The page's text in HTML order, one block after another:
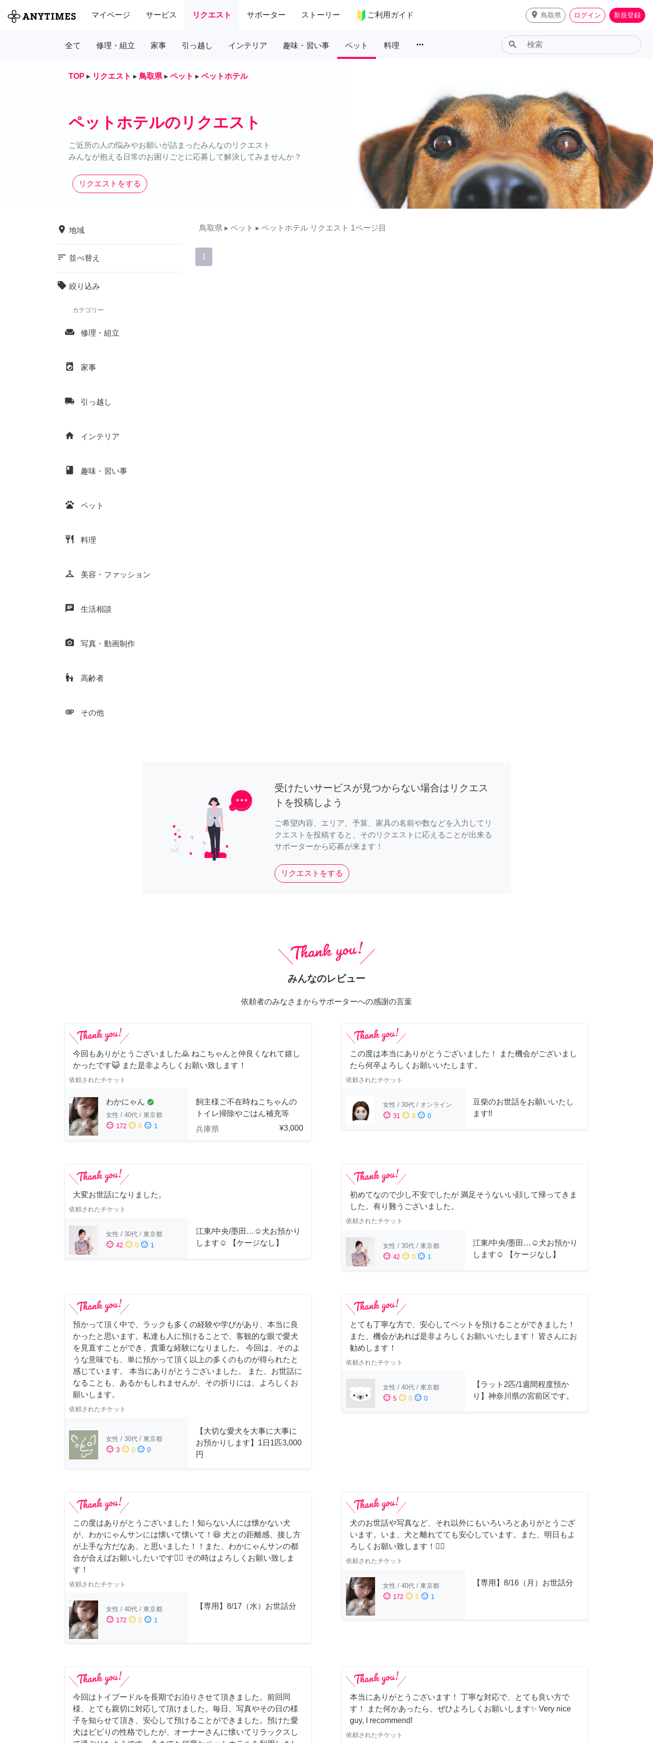
マイページ サービス リクエスト サポーター ストーリー ご利用ガイド place 鳥取県 ログイン 新規登録
全て 修理・組立 家事 引っ越し インテリア 趣味・習い事 ペット 料理 more_horiz search
TOP ▸ リクエスト ▸ 鳥取県 ▸ ペット ▸ ペットホテル
ペットホテルのリクエスト
ご近所の人の悩みやお願いが詰まったみんなのリクエスト
みんなが抱える日常のお困りごとに応募して解決してみませんか？
リクエストをする
place 地域
sort 並べ替え
local_offer 絞り込み
カテゴリー
weekend 修理・組立
local_laundry_service 家事
local_shipping 引っ越し
home インテリア
class 趣味・習い事
pets ペット
restaurant 料理
checkroom 美容・ファッション
chat 生活相談
camera_alt 写真・動画制作
escalator_warning 高齢者
attachment その他
鳥取県 ▸ ペット ▸ ペットホテル リクエスト 1ページ目
1
受けたいサービスが見つからない場合はリクエス
トを投稿しよう
ご希望内容、エリア、予算、家具の名前や数などを入力してリ
クエストを投稿すると、そのリクエストに応えることが出来る
サポーターから応募が来ます！
リクエストをする
みんなのレビュー
依頼者のみなさまからサポーターへの感謝の言葉
今回もありがとうございました🙇 ねこちゃんと仲良くなれて嬉し
かったです😺 また是非よろしくお願い致します！
依頼されたチケット
わかにゃん check_circle
女性 / 40代 / 東京都
sentiment_satisfied 172 sentiment_neutral 5 sentiment_dissatisfied 1
飼主様ご不在時ねこちゃんの
トイレ掃除やごはん補充等
兵庫県
¥3,000
この度は本当にありがとうございました！ また機会がございまし
たら何卒よろしくお願いいたします。
依頼されたチケット
女性 / 30代 / オンライン
sentiment_satisfied 31 sentiment_neutral 0 sentiment_dissatisfied 0
豆柴のお世話をお願いいたし
ます!!
大変お世話になりました。
依頼されたチケット
女性 / 30代 / 東京都
sentiment_satisfied 42 sentiment_neutral 0 sentiment_dissatisfied 1
江東/中央/墨田…☺︎犬お預かり
します☺︎ 【ケージなし】
初めてなので少し不安でしたが 満足そうないい顔して帰ってきま
した。有り難うございました。
依頼されたチケット
女性 / 30代 / 東京都
sentiment_satisfied 42 sentiment_neutral 0 sentiment_dissatisfied 1
江東/中央/墨田…☺︎犬お預かり
します☺︎ 【ケージなし】
預かって頂く中で、ラックも多くの経験や学びがあり、本当に良
かったと思います。私達も人に預けることで、客観的な眼で愛犬
を見直すことができ、貴重な経験になりました。 今回は、そのよ
うな意味でも、単に預かって頂く以上の多くのものが得られたと
感じています。 本当にありがとうございました。 また、お世話に
なることも、あるかもしれませんが、その折りには、よろしくお
願いします。
依頼されたチケット
女性 / 30代 / 東京都
sentiment_satisfied 3 sentiment_neutral 0 sentiment_dissatisfied 0
【大切な愛犬を大事に大事に
お預かりします】1日1匹3,000
円
とても丁寧な方で、安心してペットを預けることができました！
また、機会があれば是非よろしくお願いいたします！ 皆さんにお
勧めします！
依頼されたチケット
女性 / 40代 / 東京都
sentiment_satisfied 5 sentiment_neutral 0 sentiment_dissatisfied 0
【ラット2匹/1週間程度預か
り】神奈川県の宮前区です。
この度はありがとうございました！知らない人には懐かない犬
が、わかにゃんサンには懐いて懐いて！😆 犬との距離感、接し方
が上手な方だなあ、と思いました！！また、わかにゃんサンの都
合が合えばお願いしたいです🙇‍♂️ その時はよろしくお願い致しま
す！
依頼されたチケット
女性 / 40代 / 東京都
sentiment_satisfied 172 sentiment_neutral 5 sentiment_dissatisfied 1
【専用】8/17（水）お世話分
犬のお世話や写真など、それ以外にもいろいろとありがとうござ
います。いま、犬と離れてても安心しています。また、明日もよ
ろしくお願い致します！🙇‍♂️
依頼されたチケット
女性 / 40代 / 東京都
sentiment_satisfied 172 sentiment_neutral 5 sentiment_dissatisfied 1
【専用】8/16（月）お世話分
今回はトイプードルを長期でお泊りさせて頂きました。前回同
様、とても親切に対応して頂けました。毎日、写真やその日の様
子を知らせて頂き、安心して預けることができました。預けた愛
犬はビビりの性格でしたが、オーナーさんに懐いてリラックスし
本当にありがとうございます！ 丁寧な対応で、とても良い方で
す！ また何かあったら、ぜひよろしくお願いします✨ Very nice
guy, I recommend!
依頼されたチケット